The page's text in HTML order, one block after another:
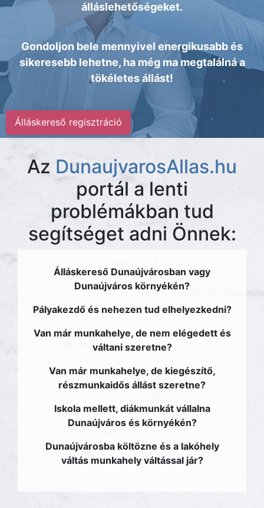
álláslehetőségeket.
Gondoljon bele mennyivel energikusabb és
sikeresebb lehetne, ha még ma megtalálná a
tökéletes állást!
Álláskereső regisztráció
Az DunaujvarosAllas.hu
portál a lenti
problémákban tud
segítséget adni Önnek:
Álláskereső Dunaújvárosban vagy
Dunaújváros környékén?
Pályakezdő és nehezen tud elhelyezkedni?
Van már munkahelye, de nem elégedett és
váltani szeretne?
Van már munkahelye, de kiegészítő,
részmunkaidős állást szeretne?
Iskola mellett, diákmunkát vállalna
Dunaújváros és környékén?
Dunaújvárosba költözne és a lakóhely
váltás munkahely váltással jár?